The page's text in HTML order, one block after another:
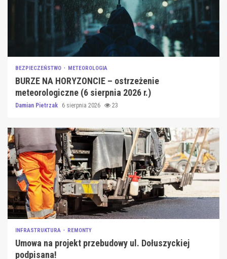
BEZPIECZEŃSTWO METEOROLOGIA
BURZE NA HORYZONCIE – ostrzeżenie
meteorologiczne (6 sierpnia 2026 r.)
Damian Pietrzak 6 sierpnia 2026 23
INFRASTRUKTURA REMONTY
Umowa na projekt przebudowy ul. Dołuszyckiej
podpisana!